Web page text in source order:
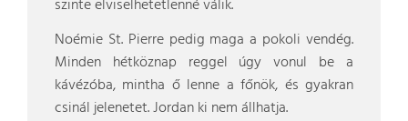
szinte elviselhetetlenné válik.
Noémie St. Pierre pedig maga a pokoli vendég.
Minden hétköznap reggel úgy vonul be a
kávézóba, mintha ő lenne a főnök, és gyakran
csinál jelenetet. Jordan ki nem állhatja.